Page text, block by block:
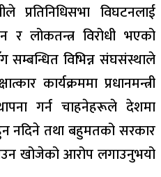
प्रतिनिधिसभा विघटनलाई
र लोकतन्त्र विरोधी भएको
सम्बन्धित विभिन्न संघसंस्थाले
कार्यक्रममा प्रधानमन्त्री
गर्न चाहनेहरूले देशमा
नदिने तथा बहुमतको सरकार
खोजेको आरोप लगाउनुभयो